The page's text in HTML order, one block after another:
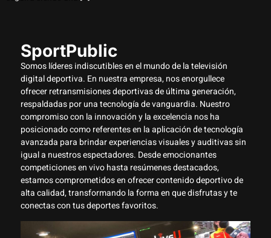
SportPublic
Somos líderes indiscutibles en el mundo de la televisión
digital deportiva. En nuestra empresa, nos enorgullece
ofrecer retransmisiones deportivas de última generación,
respaldadas por una tecnología de vanguardia. Nuestro
compromiso con la innovación y la excelencia nos ha
posicionado como referentes en la aplicación de tecnología
avanzada para brindar experiencias visuales y auditivas sin
igual a nuestros espectadores. Desde emocionantes
competiciones en vivo hasta resúmenes destacados,
estamos comprometidos en ofrecer contenido deportivo de
alta calidad, transformando la forma en que disfrutas y te
conectas con tus deportes favoritos.